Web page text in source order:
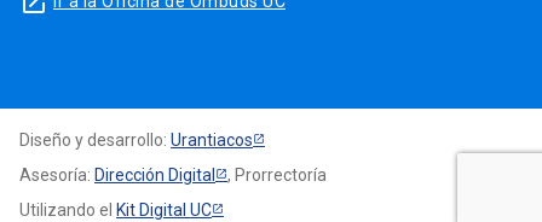
Diseño y desarrollo: Urantiacos
Asesoría: Dirección Digital
, Prorrectoría
Utilizando el Kit Digital UC